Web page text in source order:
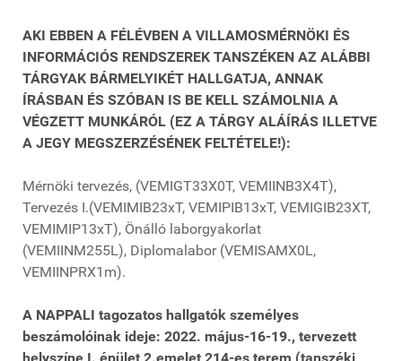
AKI EBBEN A FÉLÉVBEN A VILLAMOSMÉRNÖKI ÉS
INFORMÁCIÓS RENDSZEREK TANSZÉKEN AZ ALÁBBI
TÁRGYAK BÁRMELYIKÉT HALLGATJA, ANNAK
ÍRÁSBAN ÉS SZÓBAN IS BE KELL SZÁMOLNIA A
VÉGZETT MUNKÁRÓL (EZ A TÁRGY ALÁÍRÁS ILLETVE
A JEGY MEGSZERZÉSÉNEK FELTÉTELE!):
Mérnöki tervezés, (VEMIGT33X0T, VEMIINB3X4T),
Tervezés I.(VEMIMIB23xT, VEMIPIB13xT, VEMIGIB23XT,
VEMIMIP13xT), Önálló laborgyakorlat
(VEMIINM255L), Diplomalabor (VEMISAMX0L,
VEMIINPRX1m).
A NAPPALI tagozatos hallgatók személyes
beszámolóinak ideje: 2022. május-16-19., tervezett